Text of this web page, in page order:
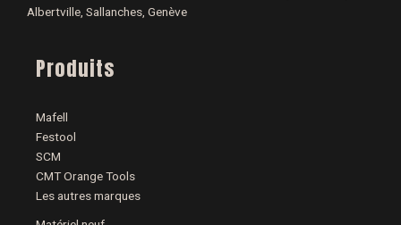
Albertville, Sallanches, Genève
Produits
Mafell
Festool
SCM
CMT Orange Tools
Les autres marques